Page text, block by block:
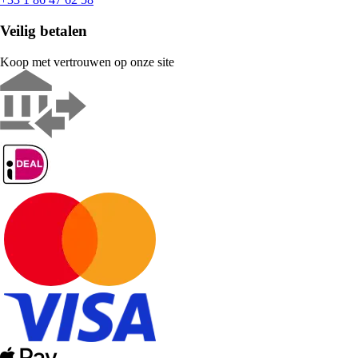
Veilig betalen
Koop met vertrouwen op onze site